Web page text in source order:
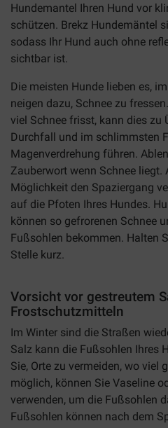
Hundemantel Ihren Hund vor
schützen. Brekz Hundemäntel
sodass Ihr Hund auch ohne
sichtbar ist.
Die meisten Hunde lieben es,
neigen dazu, Schnee zu
viel Schnee frisst, kann dies zu
Durchfall und im schlimmsten
Magenverdrehung führen.
Zauberwort wenn Schnee liegt.
Möglichkeit den Spaziergang
auf die Pfoten Ihres Hundes.
können so gefrorenen Schnee
Fußsohlen bekommen. Halten
Stelle kurz.
Vorsicht vor gestreutem
Frostschutzmitteln
Im Winter sind die Straßen
Salz kann die Fußsohlen Ihres
Sie, Orte zu vermeiden, wo viel
möglich, können Sie Vaseline
verwenden, um die Fußsohlen
Fußsohlen können nach dem